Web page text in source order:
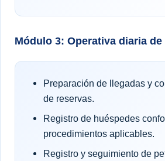
Módulo 3: Operativa diaria
Preparación de llegadas y
de reservas.
Registro de huéspedes
procedimientos aplicables.
Registro y seguimiento de